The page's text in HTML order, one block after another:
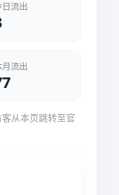
日流出
月流出
从本页跳转至官